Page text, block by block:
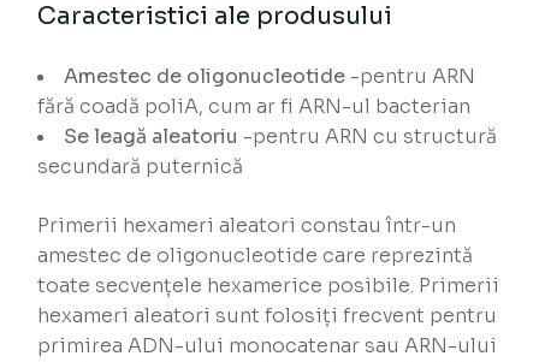
Caracteristici ale produsului
Amestec de oligonucleotide -pentru ARN
fără coadă poliA, cum ar fi ARN-ul bacterian
Se leagă aleatoriu -pentru ARN cu structură
secundară puternică
Primerii hexameri aleatori constau într-un
amestec de oligonucleotide care reprezintă
toate secvențele hexamerice posibile. Primerii
hexameri aleatori sunt folosiți frecvent pentru
primirea ADN-ului monocatenar sau ARN-ului